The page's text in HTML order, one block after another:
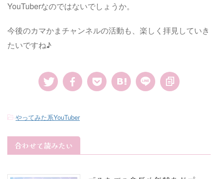
YouTuberなのではないでしょうか。
今後のカマかまチャンネルの活動も、楽しく拝見していき
たいですね♪
-やってみた系YouTuber
合わせて読みたい